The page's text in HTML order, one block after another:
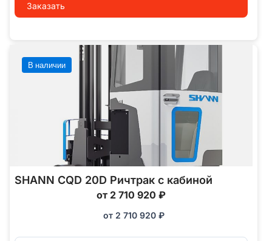
Заказать
В наличии
SHANN CQD 20D Ричтрак с кабиной
от 2 710 920 ₽
от 2 710 920 ₽